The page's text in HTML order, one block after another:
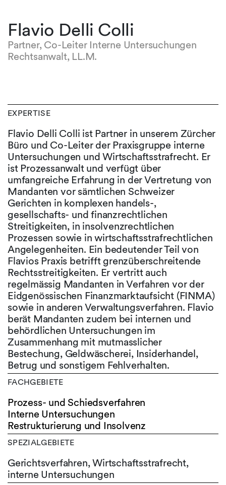
Flavio Delli Colli
Partner, Co-Leiter Interne Untersuchungen
Rechtsanwalt, LL.M.
EXPERTISE
Flavio Delli Colli ist Partner in unserem Zürcher
Büro und Co-Leiter der Praxisgruppe interne
Untersuchungen und Wirtschaftsstrafrecht. Er
ist Prozessanwalt und verfügt über
umfangreiche Erfahrung in der Vertretung von
Mandanten vor sämtlichen Schweizer
Gerichten in komplexen handels-,
gesellschafts- und finanzrechtlichen
Streitigkeiten, in insolvenzrechtlichen
Prozessen sowie in wirtschaftsstrafrechtlichen
Angelegenheiten. Ein bedeutender Teil von
Flavios Praxis betrifft grenzüberschreitende
Rechtsstreitigkeiten. Er vertritt auch
regelmässig Mandanten in Verfahren vor der
Eidgenössischen Finanzmarktaufsicht (FINMA)
sowie in anderen Verwaltungsverfahren. Flavio
berät Mandanten zudem bei internen und
behördlichen Untersuchungen im
Zusammenhang mit mutmasslicher
Bestechung, Geldwäscherei, Insiderhandel,
Betrug und sonstigem Fehlverhalten.
FACHGEBIETE
Prozess- und Schiedsverfahren
Interne Untersuchungen
Restrukturierung und Insolvenz
SPEZIALGEBIETE
Gerichtsverfahren, Wirtschaftsstrafrecht,
interne Untersuchungen